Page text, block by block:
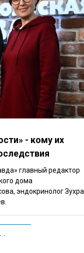
- кому их
главный редактор
дома
эндокринолог Зухра